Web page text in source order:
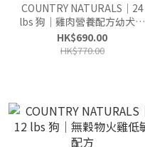
COUNTRY NATURALS｜24
lbs 狗｜雞肉營養配方幼犬乾
糧
HK$690.00
HK$770.00